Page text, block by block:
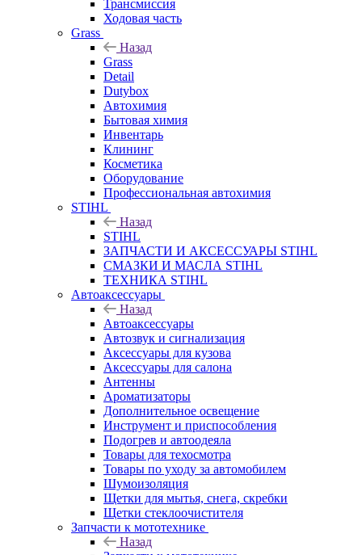
Трансмиссия
Ходовая часть
Grass
Назад
Grass
Detail
Dutybox
Автохимия
Бытовая химия
Инвентарь
Клининг
Косметика
Оборудование
Профессиональная автохимия
STIHL
Назад
STIHL
ЗАПЧАСТИ И АКСЕССУАРЫ STIHL
СМАЗКИ И МАСЛА STIHL
ТЕХНИКА STIHL
Автоаксессуары
Назад
Автоаксессуары
Автозвук и сигнализация
Аксессуары для кузова
Аксессуары для салона
Антенны
Ароматизаторы
Дополнительное освещение
Инструмент и приспособления
Подогрев и автоодеяла
Товары для техосмотра
Товары по уходу за автомобилем
Шумоизоляция
Щетки для мытья, снега, скребки
Щетки стеклоочистителя
Запчасти к мототехнике
Назад